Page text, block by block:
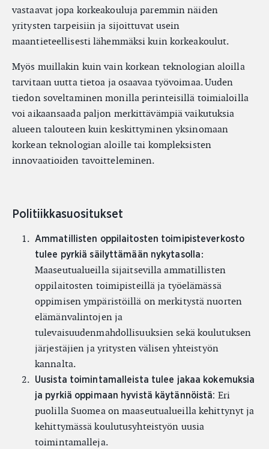
vastaavat jopa korkeakouluja paremmin näiden
yritysten tarpeisiin ja sijoittuvat usein
maantieteellisesti lähemmäksi kuin korkeakoulut.
Myös muillakin kuin vain korkean teknologian aloilla
tarvitaan uutta tietoa ja osaavaa työvoimaa. Uuden
tiedon soveltaminen monilla perinteisillä toimialoilla
voi aikaansaada paljon merkittävämpiä vaikutuksia
alueen talouteen kuin keskittyminen yksinomaan
korkean teknologian aloille tai kompleksisten
innovaatioiden tavoitteleminen.
Politiikkasuositukset
Ammatillisten oppilaitosten toimipisteverkosto
tulee pyrkiä säilyttämään nykytasolla:
Maaseutualueilla sijaitsevilla ammatillisten
oppilaitosten toimipisteillä ja työelämässä
oppimisen ympäristöillä on merkitystä nuorten
elämänvalintojen ja
tulevaisuudenmahdollisuuksien sekä koulutuksen
järjestäjien ja yritysten välisen yhteistyön
kannalta.
Uusista toimintamalleista tulee jakaa kokemuksia
ja pyrkiä oppimaan hyvistä käytännöistä: Eri
puolilla Suomea on maaseutualueilla kehittynyt ja
kehittymässä koulutusyhteistyön uusia
toimintamalleja.